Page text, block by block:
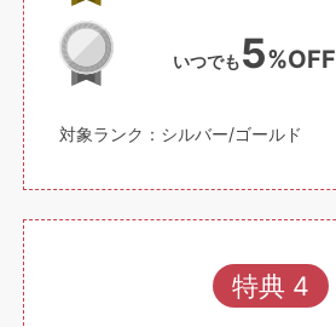
いつでも5%OFF
対象ランク：シルバー/ゴールド
特典 4